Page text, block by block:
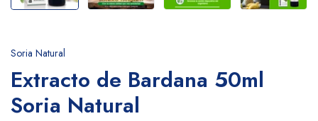
Soria Natural
Extracto de Bardana 50ml
Soria Natural